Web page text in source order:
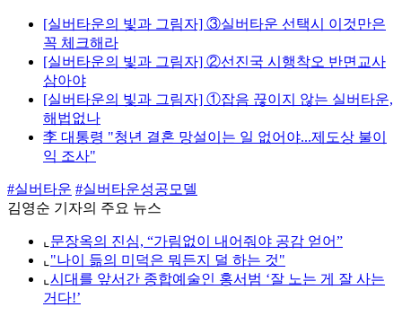
[실버타운의 빛과 그림자] ③실버타운 선택시 이것만은
꼭 체크해라
[실버타운의 빛과 그림자] ②선진국 시행착오 반면교사
삼아야
[실버타운의 빛과 그림자] ①잡음 끊이지 않는 실버타운,
해법없나
李 대통령 "청년 결혼 망설이는 일 없어야...제도상 불이
익 조사"
#실버타운 #실버타운성공모델
김영순 기자의 주요 뉴스
⌞ 문장옥의 진심, “가림없이 내어줘야 공감 얻어”
⌞ "나이 듦의 미덕은 뭐든지 덜 하는 것"
⌞ 시대를 앞서간 종합예술인 홍서범 ‘잘 노는 게 잘 사는
거다!’